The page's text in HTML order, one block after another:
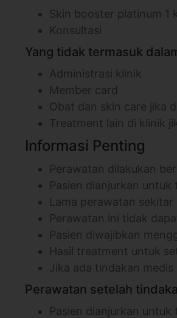
Skin booster platinum 1
Konsultasi
Yang tidak termasuk
Administrasi klinik
Member card
Obat dan skin care jika
Treatment lain di klinik
Informasi Penting
Perawatan dilakukan
Pasien dianjurkan
Lama perawatan
Perawatan ini tidak
Pasien diwajibkan
Hasil treatment untuk
Jika ada tindakan
Perawatan setelah
Pasien dianjurkan